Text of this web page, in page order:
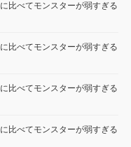
比べてモンスターが弱すぎる
比べてモンスターが弱すぎる
比べてモンスターが弱すぎる
比べてモンスターが弱すぎる